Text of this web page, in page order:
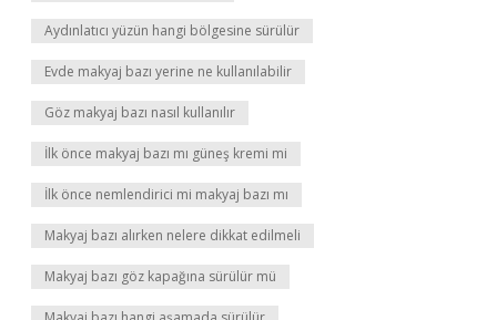
Aydınlatıcı yüzün hangi bölgesine sürülür
Evde makyaj bazı yerine ne kullanılabilir
Göz makyaj bazı nasıl kullanılır
İlk önce makyaj bazı mı güneş kremi mi
İlk önce nemlendirici mi makyaj bazı mı
Makyaj bazı alırken nelere dikkat edilmeli
Makyaj bazı göz kapağına sürülür mü